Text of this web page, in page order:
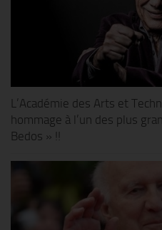
L’Académie des Arts et
hommage à l’un des plus
Bedos » !!